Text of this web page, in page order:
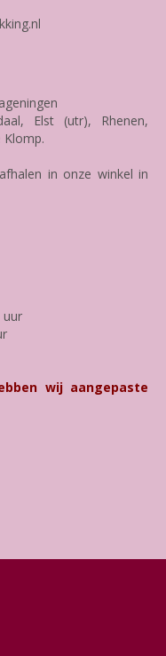
Elst (utr), Rhenen,
Klomp.
in onze winkel in
uur
wij aangepaste